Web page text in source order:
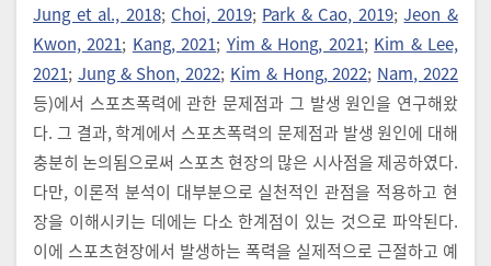
Jung et al., 2018; Choi, 2019; Park & Cao, 2019;Jeon &
Kwon, 2021; Kang, 2021; Yim & Hong, 2021; Kim & Lee,
2021; Jung & Shon, 2022; Kim & Hong, 2022; Nam, 2022
등)에서 스포츠폭력에 관한 문제점과 그 발생 원인을 연구해왔
다. 그 결과, 학계에서 스포츠폭력의 문제점과 발생 원인에 대해
충분히 논의됨으로써 스포츠 현장의 많은 시사점을 제공하였다.
다만, 이론적 분석이 대부분으로 실천적인 관점을 적용하고 현
장을 이해시키는 데에는 다소 한계점이 있는 것으로 파악된다.
이에 스포츠현장에서 발생하는 폭력을 실제적으로 근절하고 예